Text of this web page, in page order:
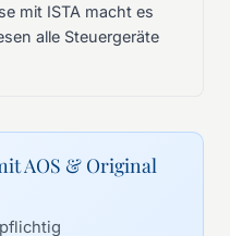
mit ISTA macht es
alle Steuergeräte
AOS & Original